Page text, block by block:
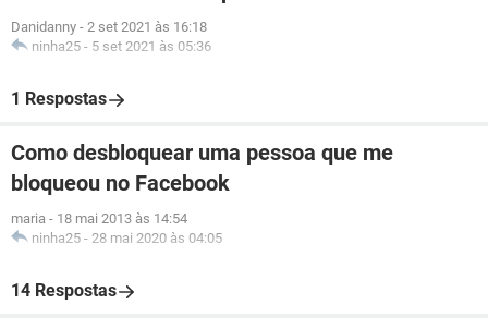
Danidanny - 2 set 2021 às 16:18
ninha25 - 5 set 2021 às 05:36
1 Respostas
Como desbloquear uma pessoa que me
bloqueou no Facebook
maria - 18 mai 2013 às 14:54
ninha25 - 28 mai 2020 às 04:05
14 Respostas